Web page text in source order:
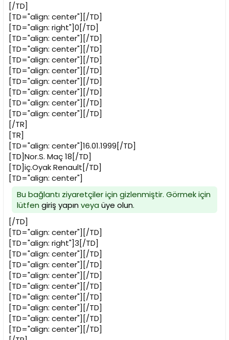
[/TD]
[TD="align: center"][/TD]
[TD="align: right"]0[/TD]
[TD="align: center"][/TD]
[TD="align: center"][/TD]
[TD="align: center"][/TD]
[TD="align: center"][/TD]
[TD="align: center"][/TD]
[TD="align: center"][/TD]
[TD="align: center"][/TD]
[TD="align: center"][/TD]
[/TR]
[TR]
[TD="align: center"]16.01.1999[/TD]
[TD]Nor.S. Maç 18[/TD]
[TD]iç.Oyak Renault[/TD]
[TD="align: center"]
Bu bağlantı ziyaretçiler için gizlenmiştir. Görmek için
lütfen giriş yapınveya üye olun.
[/TD]
[TD="align: center"][/TD]
[TD="align: right"]3[/TD]
[TD="align: center"][/TD]
[TD="align: center"][/TD]
[TD="align: center"][/TD]
[TD="align: center"][/TD]
[TD="align: center"][/TD]
[TD="align: center"][/TD]
[TD="align: center"][/TD]
[TD="align: center"][/TD]